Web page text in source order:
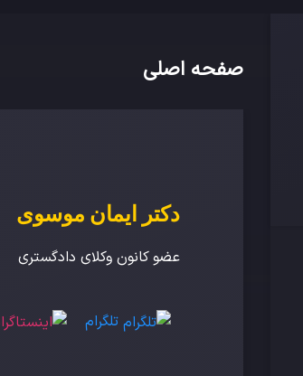
صفحه اصلی
دکتر ایمان موسوی
عضو کانون وکلای دادگستری
تلگرام